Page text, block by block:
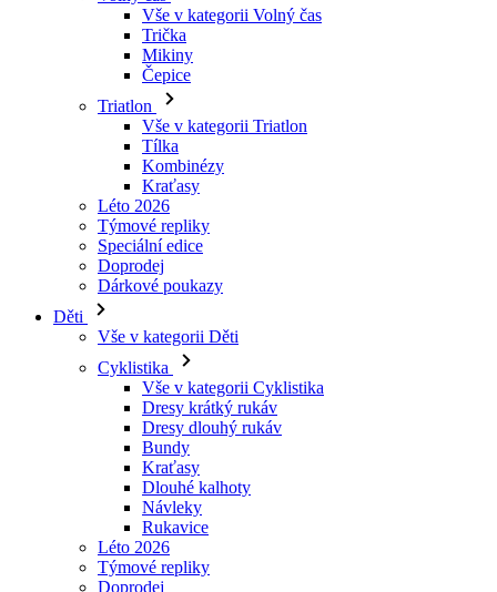
Triatlon
Vše v kategorii Triatlon
Tílka
Kombinézy
Kraťasy
Léto 2026
Týmové repliky
Speciální edice
Doprodej
Dárkové poukazy
Děti
Vše v kategorii Děti
Cyklistika
Vše v kategorii Cyklistika
Dresy dlouhý rukáv
Bundy
Kraťasy
Dlouhé kalhoty
Návleky
Rukavice
Léto 2026
Týmové repliky
Doprodej
Speciální edice
Dárkové poukazy
Vlastní design
Příběhy